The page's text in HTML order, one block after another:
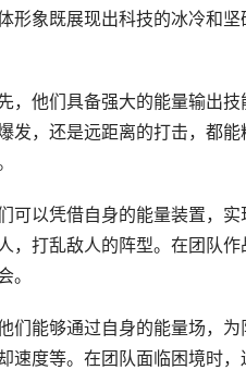
形象既展现出科技的冰冷和
他们具备强大的能量输出技
发，还是远距离的打击，都
可以凭借自身的能量装置，
，打乱敌人的阵型。在团队
。
们能够通过自身的能量场，
速度等。在团队面临困境时